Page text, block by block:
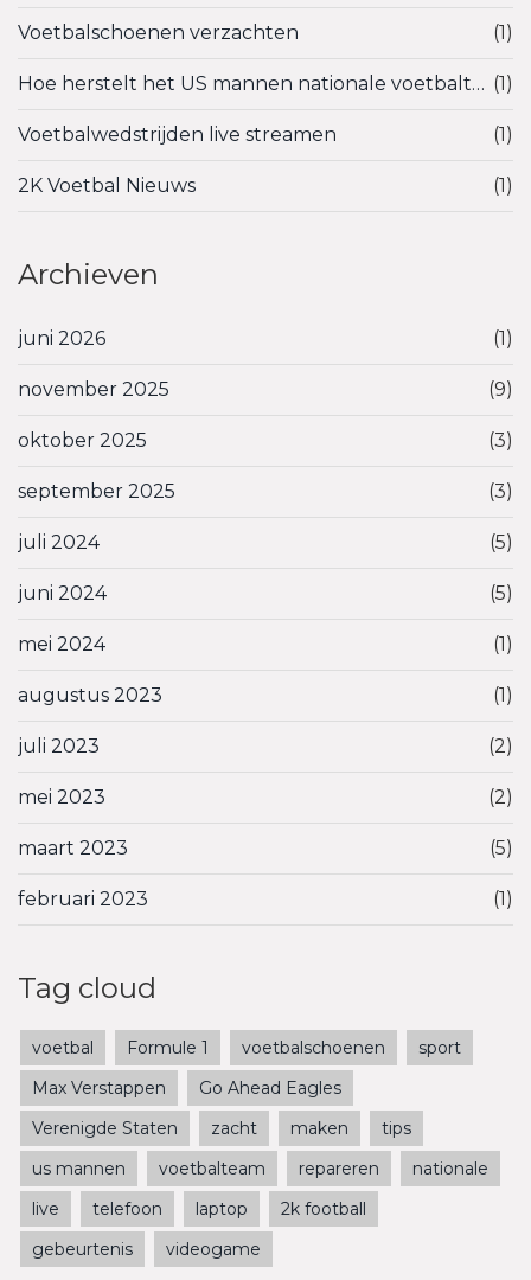
Voetbalschoenen verzachten (1)
Hoe herstelt het US mannen nationale voetbalteam zichzelf? (1)
Voetbalwedstrijden live streamen (1)
2K Voetbal Nieuws (1)
Archieven
juni 2026 (1)
november 2025 (9)
oktober 2025 (3)
september 2025 (3)
juli 2024 (5)
juni 2024 (5)
mei 2024 (1)
augustus 2023 (1)
juli 2023 (2)
mei 2023 (2)
maart 2023 (5)
februari 2023 (1)
Tag cloud
voetbal Formule 1 voetbalschoenen
sport
Max Verstappen
Go Ahead Eagles
Verenigde Staten
zacht maken
tips
us mannen
voetbalteam repareren
nationale
live
telefoon laptop
2k football
gebeurtenis
videogame